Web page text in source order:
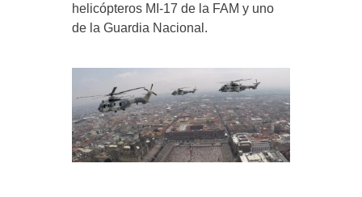
helicópteros MI-17 de la FAM y uno
de la Guardia Nacional.